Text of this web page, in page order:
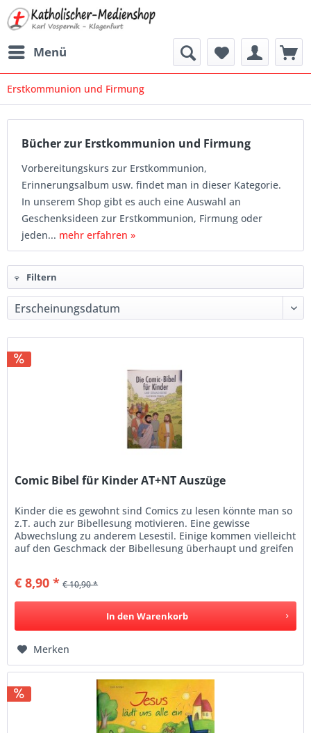
Menü
Erstkommunion und Firmung
Bücher zur Erstkommunion und Firmung
Vorbereitungskurs zur Erstkommunion,
Erinnerungsalbum usw. findet man in dieser Kategorie.
In unserem Shop gibt es auch eine Auswahl an
Geschenksideen zur Erstkommunion, Firmung oder
jeden... mehr erfahren »
Filtern
Comic Bibel für Kinder AT+NT Auszüge
Kinder die es gewohnt sind Comics zu lesen könnte man so
z.T. auch zur Bibellesung motivieren. Eine gewisse
Abwechslung zu anderem Lesestil. Einige kommen vielleicht
auf den Geschmack der Bibellesung überhaupt und greifen
€ 8,90 * € 10,90 *
In den Warenkorb
Merken